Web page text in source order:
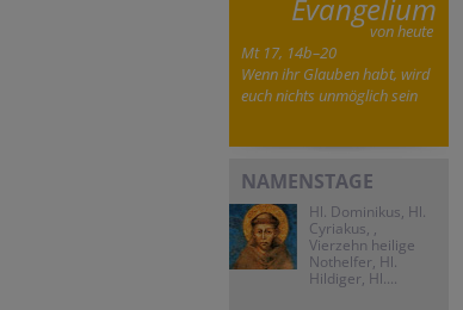
Evangelium
von heute
Mt 17, 14b–20
Wenn ihr Glauben habt, wird
euch nichts unmöglich sein
NAMENSTAGE
Hl. Dominikus, Hl.
Cyriakus, ,
Vierzehn heilige
Nothelfer, Hl.
Hildiger, Hl....